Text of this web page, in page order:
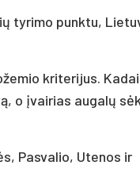
tyrimo punktu,
kriterijus.
o įvairias augalų
Pasvalio, Utenos ir